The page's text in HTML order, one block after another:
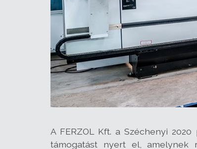
A FERZOL Kft. a Széchenyi
támogatást nyert el, amelynek